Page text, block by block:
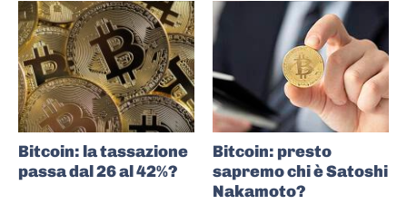
Bitcoin: la tassazione
passa dal 26 al 42%?
Bitcoin: presto
sapremo chi è Satoshi
Nakamoto?